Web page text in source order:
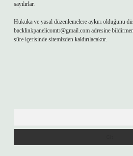
sayılırlar.
Hukuka ve yasal düzenlemelere aykırı olduğunu
backlinkpanelicomtr@gmail.com adresine
süre içerisinde sitemizden kaldırılacaktır.